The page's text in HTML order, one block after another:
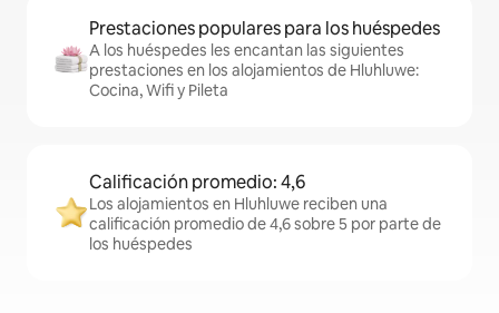
Prestaciones populares para los huéspedes
A los huéspedes les encantan las siguientes
prestaciones en los alojamientos de Hluhluwe:
Cocina, Wifi y Pileta
Calificación promedio: 4,6
Los alojamientos en Hluhluwe reciben una
calificación promedio de 4,6 sobre 5 por parte de
los huéspedes